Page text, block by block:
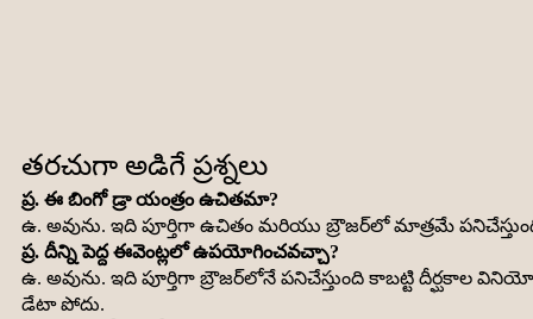
తరచుగా అడిగే ప్రశ్నలు
ప్ర. ఈ బింగో డ్రా యంత్రం ఉచితమా?
ఉ. అవును. ఇది పూర్తిగా ఉచితం మరియు బ్రౌజర్‌లో మాత్రమే
ప్ర. దీన్ని పెద్ద ఈవెంట్లలో ఉపయోగించవచ్చా?
ఉ. అవును. ఇది పూర్తిగా బ్రౌజర్‌లోనే పనిచేస్తుంది కాబట్టి దీర్ఘకాల
డేటా పోదు.